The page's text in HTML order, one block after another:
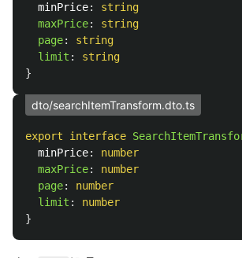
minPrice:
string
maxPrice:
string
page:
string
limit :
string
}
dto/searchItemTransform.dto.ts
export interface
minPrice:
number
maxPrice:
number
page:
number
limit :
number
}